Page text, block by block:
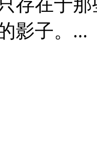
影子。...